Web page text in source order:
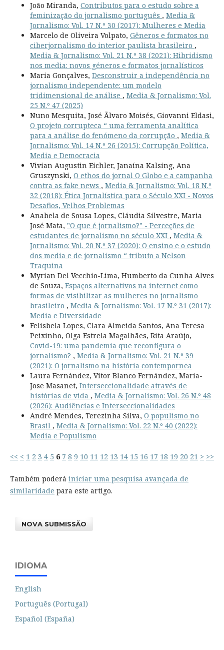
João Miranda, Contributos para o estudo sobre a
feminização do jornalismo português , Media &
Jornalismo: Vol. 17 N.º 30 (2017): Mulheres e Media
Marcelo de Oliveira Volpato, Gêneros e formatos no
ciberjornalismo do interior paulista brasileiro ,
Media & Jornalismo: Vol. 21 N.º 38 (2021): Hibridismo
nos media: novos géneros e formatos jornalísticos
Maria Gonçalves, Desconstruir a independência no
jornalismo independente: um modelo
tridimensional de análise , Media & Jornalismo: Vol.
25 N.º 47 (2025)
Nuno Mesquita, José Ãlvaro Moisés, Giovanni Eldasi,
O projeto corrupteca “ uma ferramenta analítica
para a análise do fenómeno da corrupção , Media &
Jornalismo: Vol. 14 N.º 26 (2015): Corrupção Política,
Media e Democracia
Vivian Augustin Eichler, Janaína Kalsing, Ana
Gruszynski, O ethos do jornal O Globo e a campanha
contra as fake news , Media & Jornalismo: Vol. 18 N.º
32 (2018): Ética Jornalística para o Século XXI - Novos
Desafios, Velhos Problemas
Anabela de Sousa Lopes, Cláudia Silvestre, Maria
José Mata, "O que é jornalismo?" - Perceções de
estudantes de jornalismo no século XXI , Media &
Jornalismo: Vol. 20 N.º 37 (2020): O ensino e o estudo
dos media e de jornalismo “ tributo a Nelson
Traquina
Myrian Del Vecchio-Lima, Humberto da Cunha Alves
de Souza, Espaços alternativos na internet como
formas de visibilizar as mulheres no jornalismo
brasileiro , Media & Jornalismo: Vol. 17 N.º 31 (2017):
Media e Diversidade
Felisbela Lopes, Clara Almeida Santos, Ana Teresa
Peixinho, Olga Estrela Magalhães, Rita Araújo,
Covid-19: uma pandemia que reconfigura o
jornalismo? , Media & Jornalismo: Vol. 21 N.º 39
(2021): O jornalismo na história contempornea
Laura Fernández, Vítor Blanco Fernández, Maria-
Jose Masanet, Interseccionalidade através de
histórias de vida , Media & Jornalismo: Vol. 26 N.º 48
(2026): Audiências e Interseccionalidades
André Mendes, Terezinha Silva, O populismo no
Brasil , Media & Jornalismo: Vol. 22 N.º 40 (2022):
Media e Populismo
<< < 1 2 3 4 5 6 7 8 9 10 11 12 13 14 15 16 17 18 19 20 21 > >>
Também poderá iniciar uma pesquisa avançada de
similaridade para este artigo.
NOVA SUBMISSÃO
IDIOMA
English
Português (Portugal)
Español (España)